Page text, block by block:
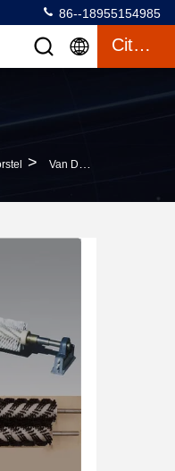
86--18955154985
Citaat
> Van De De Borsteltransportband Van Mijnunpowered De Borstelreinigingsmachine